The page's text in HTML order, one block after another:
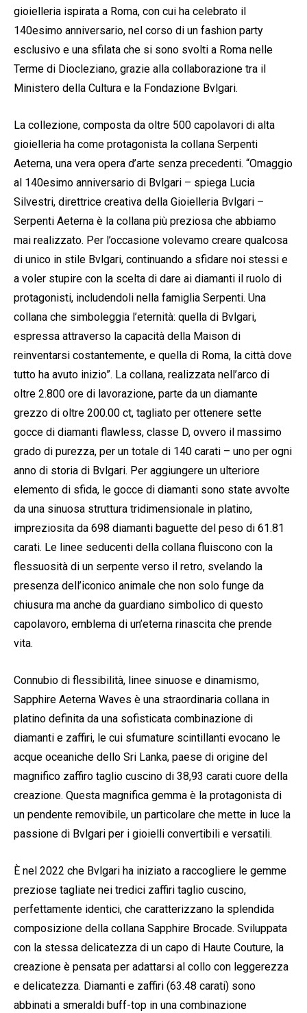
gioielleria ispirata a Roma, con cui ha celebrato il
140esimo anniversario, nel corso di un fashion party
esclusivo e una sfilata che si sono svolti a Roma nelle
Terme di Diocleziano, grazie alla collaborazione tra il
Ministero della Cultura e la Fondazione Bvlgari.
La collezione, composta da oltre 500 capolavori di alta
gioielleria ha come protagonista la collana Serpenti
Aeterna, una vera opera d’arte senza precedenti. “Omaggio
al 140esimo anniversario di Bvlgari – spiega Lucia
Silvestri, direttrice creativa della Gioielleria Bvlgari –
Serpenti Aeterna è la collana più preziosa che abbiamo
mai realizzato. Per l’occasione volevamo creare qualcosa
di unico in stile Bvlgari, continuando a sfidare noi stessi e
a voler stupire con la scelta di dare ai diamanti il ​​ruolo di
protagonisti, includendoli nella famiglia Serpenti. Una
collana che simboleggia l’eternità: quella di Bvlgari,
espressa attraverso la capacità della Maison di
reinventarsi costantemente, e quella di Roma, la città dove
tutto ha avuto inizio”. La collana, realizzata nell’arco di
oltre 2.800 ore di lavorazione, parte da un diamante
grezzo di oltre 200.00 ct, tagliato per ottenere sette
gocce di diamanti flawless, classe D, ovvero il massimo
grado di purezza, per un totale di 140 carati – uno per ogni
anno di storia di Bvlgari. Per aggiungere un ulteriore
elemento di sfida, le gocce di diamanti sono state avvolte
da una sinuosa struttura tridimensionale in platino,
impreziosita da 698 diamanti baguette del peso di 61.81
carati. Le linee seducenti della collana fluiscono con la
flessuosità di un serpente verso il retro, svelando la
presenza dell’iconico animale che non solo funge da
chiusura ma anche da guardiano simbolico di questo
capolavoro, emblema di un’eterna rinascita che prende
vita.
Connubio di flessibilità, linee sinuose e dinamismo,
Sapphire Aeterna Waves è una straordinaria collana in
platino definita da una sofisticata combinazione di
diamanti e zaffiri, le cui sfumature scintillanti evocano le
acque oceaniche dello Sri Lanka, paese di origine del
magnifico zaffiro taglio cuscino di 38,93 carati cuore della
creazione. Questa magnifica gemma è la protagonista di
un pendente removibile, un particolare che mette in luce la
passione di Bvlgari per i gioielli convertibili e versatili.
È nel 2022 che Bvlgari ha iniziato a raccogliere le gemme
preziose tagliate nei tredici zaffiri taglio cuscino,
perfettamente identici, che caratterizzano la splendida
composizione della collana Sapphire Brocade. Sviluppata
con la stessa delicatezza di un capo di Haute Couture, la
creazione è pensata per adattarsi al collo con leggerezza
e delicatezza. Diamanti e zaffiri (63.48 carati) sono
abbinati a smeraldi buff-top in una combinazione